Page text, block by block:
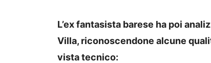
L’ex fantasista barese ha poi
Villa, riconoscendone alcune
vista tecnico: